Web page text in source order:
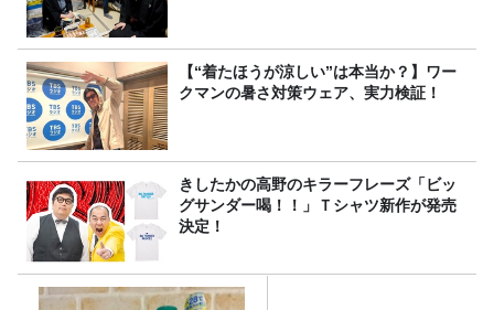
【“着たほうが涼しい”は本当か？】ワー
クマンの暑さ対策ウェア、実力検証！
きしたかの高野のキラーフレーズ「ビッ
グサンダー喝！！」Ｔシャツ新作が発売
決定！